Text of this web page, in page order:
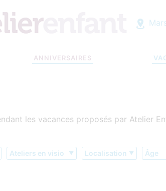
ANNIVERSAIRES
les vacances proposés par Atelier
Ateliers en visio Localisation Âge